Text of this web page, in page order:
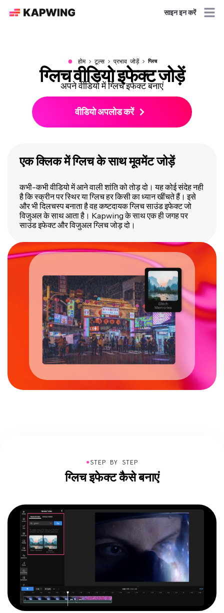
साइन इन करें
● होम टूल्स प्रभाव जोड़ें ग्लिच
ग्लिच वीडियो इफेक्ट जोड़ें
अपने वीडियो में ग्लिच इफेक्ट बनाएं
वीडियो अपलोड करें
एक क्लिक में ग्लिच के साथ मूवमेंट जोड़ें
कभी-कभी वीडियो में आने वाली शांति को तोड़ दो। यह कोई संदेह नही
है कि स्क्रीन पर स्थिर या ग्लिच हर किसी का ध्यान खींचते हैं। इसे
और भी दिलचस्प बनाता है वह कष्टदायक ग्लिच साउंड इफेक्ट जो
विजुअल के साथ आता है। Kapwing के साथ एक ही जगह पर
साउंड इफेक्ट और विजुअल ग्लिच जोड़ दो।
●STEP BY STEP
ग्लिच इफेक्ट कैसे बनाएं